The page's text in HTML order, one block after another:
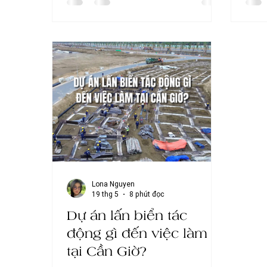
tuyến cao tốc này mang lại cho Cần
Giờ, từ giao thông, du lịch đến kinh tế
và tiềm năng phát triển trong tương
lai.
Dự án lấn biển tác
động gì đến việc làm
tại Cần Giờ?
Lona Nguyen
19 thg 5
8 phút đọc